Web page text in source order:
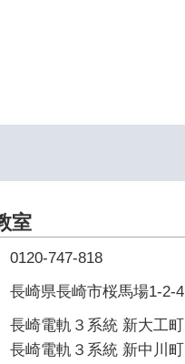
室
0120-747-818
長崎県長崎市桜馬場1-2-
長崎電軌３系統 新大工
長崎電軌３系統 新中川